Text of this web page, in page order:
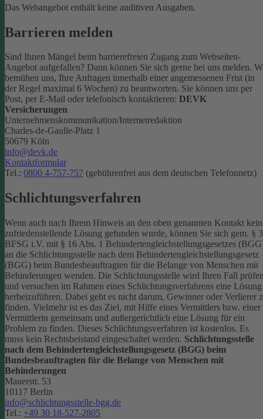
Das Webangebot enthält keine auditiven Ausgaben.
Barrieren melden
Sind Ihnen Mängel beim barrierefreien Zugang zum Webseiten-
Angebot aufgefallen? Dann können Sie sich gerne bei uns melden.
bemühen uns, Ihre Anfragen innerhalb einer angemessenen Frist (in
der Regel maximal 6 Wochen) zu beantworten. Sie können uns per
Post, per E-Mail oder telefonisch kontaktieren: DEVK
Versicherungen
Unternehmenskommunikation/Internetredaktion
Charles-de-Gaulle-Platz 1
50679 Köln
info@devk.de
Kontaktformular
Tel.: 0800 4-757-757 (gebührenfrei aus dem deutschen Telefonnetz)
Schlichtungsverfahren
Wenn auch nach Ihrem Hinweis an den oben genannten Kontakt
zufriedenstellende Lösung gefunden wurde, können Sie sich gem. §
BFSG i.V. mit § 16 Abs. 1 Behindertengleichstellungsgesetzes
an die Schlichtungsstelle nach dem Behindertengleichstellungsgesetz
(BGG) beim Bundesbeauftragten für die Belange von Menschen mit
Behinderungen wenden. Die Schlichtungsstelle wird Ihren Fall
und versuchen im Rahmen eines Schlichtungsverfahrens eine Lösung
herbeizuführen. Dabei geht es nicht darum, Gewinner oder Verlierer
finden. Vielmehr ist es das Ziel, mit Hilfe eines Vermittlers bzw. einer
Vermittlerin gemeinsam und außergerichtlich eine Lösung für ein
Problem zu finden. Dieses Schlichtungsverfahren ist kostenlos. Es
muss kein Rechtsbeistand eingeschaltet werden. Schlichtungsstelle
nach dem Behindertengleichstellungsgesetz (BGG) beim
Bundesbeauftragten für die Belange von Menschen mit
Behinderungen
Mauerstr. 53
10117 Berlin
info@schlichtungsstelle-bgg.de
Tel.: +49 30 18-527-2805